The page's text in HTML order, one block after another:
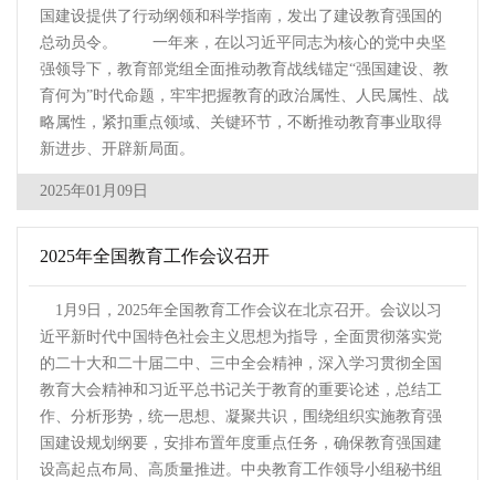
国建设提供了行动纲领和科学指南，发出了建设教育强国的
总动员令。 一年来，在以习近平同志为核心的党中央坚
强领导下，教育部党组全面推动教育战线锚定“强国建设、教
育何为”时代命题，牢牢把握教育的政治属性、人民属性、战
略属性，紧扣重点领域、关键环节，不断推动教育事业取得
新进步、开辟新局面。
2025年01月09日
2025年全国教育工作会议召开
1月9日，2025年全国教育工作会议在北京召开。会议以习
近平新时代中国特色社会主义思想为指导，全面贯彻落实党
的二十大和二十届二中、三中全会精神，深入学习贯彻全国
教育大会精神和习近平总书记关于教育的重要论述，总结工
作、分析形势，统一思想、凝聚共识，围绕组织实施教育强
国建设规划纲要，安排布置年度重点任务，确保教育强国建
设高起点布局、高质量推进。中央教育工作领导小组秘书组